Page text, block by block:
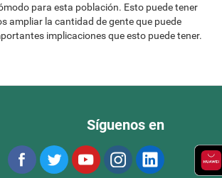
para esta población. Esto puede tener
ampliar la cantidad de gente que puede
implicaciones que esto puede tener.
Síguenos en